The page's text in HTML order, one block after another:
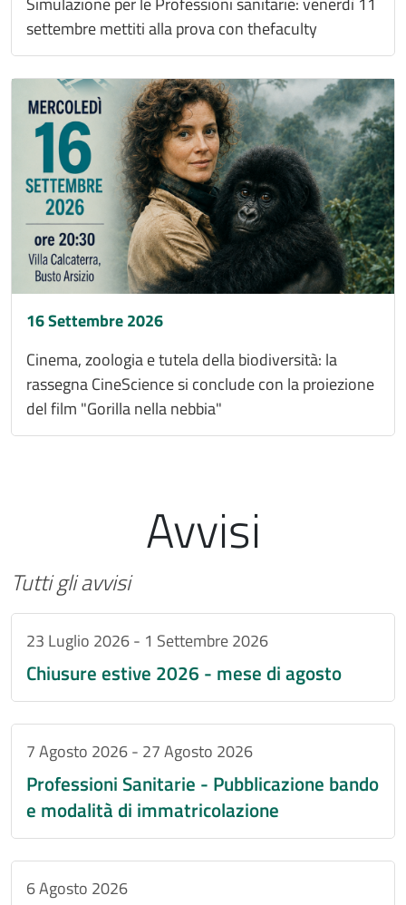
settembre mettiti alla prova con thefaculty
Immagine
16 Settembre 2026
Cinema, zoologia e tutela della biodiversità: la
rassegna CineScience si conclude con la proiezione
del film "Gorilla nella nebbia"
Avvisi
Tutti gli avvisi
23 Luglio 2026- 1 Settembre 2026
Chiusure estive 2026 - mese di agosto
7 Agosto 2026- 27 Agosto 2026
Professioni Sanitarie - Pubblicazione bando
e modalità di immatricolazione
6 Agosto 2026